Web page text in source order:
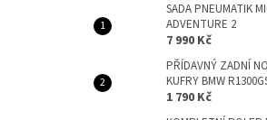
SADA PNEUMATIK
ADVENTURE 2
7 990 Kč
PŘÍDAVNÝ ZADNÍ
KUFRY BMW
1 790 Kč